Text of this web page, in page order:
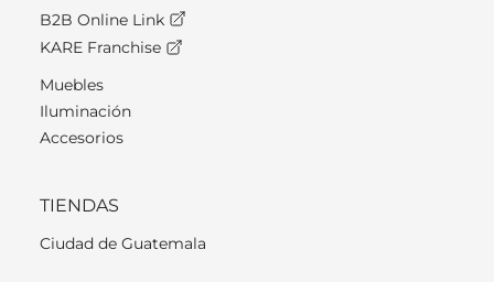
B2B Online Link
KARE Franchise
Muebles
Iluminación
Accesorios
TIENDAS
Ciudad de Guatemala